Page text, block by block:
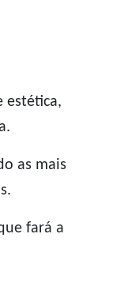
estética,
as mais
fará a